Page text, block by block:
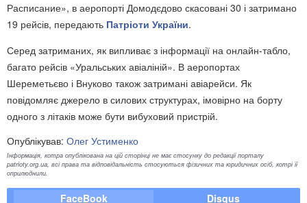
Расписание», в аеропорті Домодєдово скасовані 30 і затримано
19 рейсів, передають Патріоти України.
Серед затриманих, як випливає з інформації на онлайн-табло,
багато рейсів «Уральських авіаліній». В аеропортах
Шереметьєво і Внуково також затримані авіарейси. Як
повідомляє джерело в силових структурах, імовірно на борту
одного з літаків може бути вибуховий пристрій.
Опублікував: Олег Устименко
Інформація, котра опублікована на цій сторінці не має стосунку до редакції порталу
patrioty.org.ua, всі права та відповідальність стосуються фізичних та юридичних осіб, котрі її
оприлюднили.
FaceBook Disqus